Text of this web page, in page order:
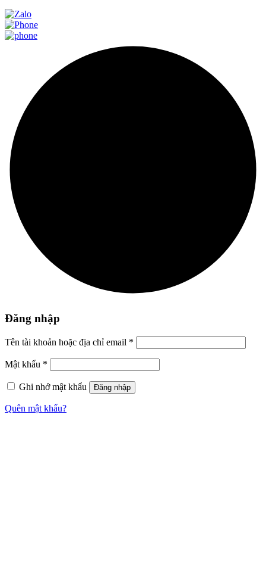
Đăng nhập
Tên tài khoản hoặc địa chỉ email *
Mật khẩu *
Ghi nhớ mật khẩu Đăng nhập
Quên mật khẩu?